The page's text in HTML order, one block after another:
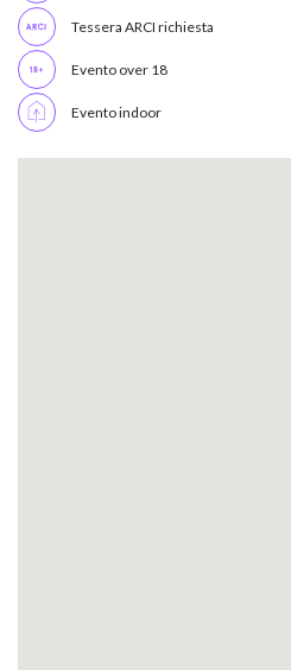
Tessera ARCI richiesta
Evento over 18
Evento indoor